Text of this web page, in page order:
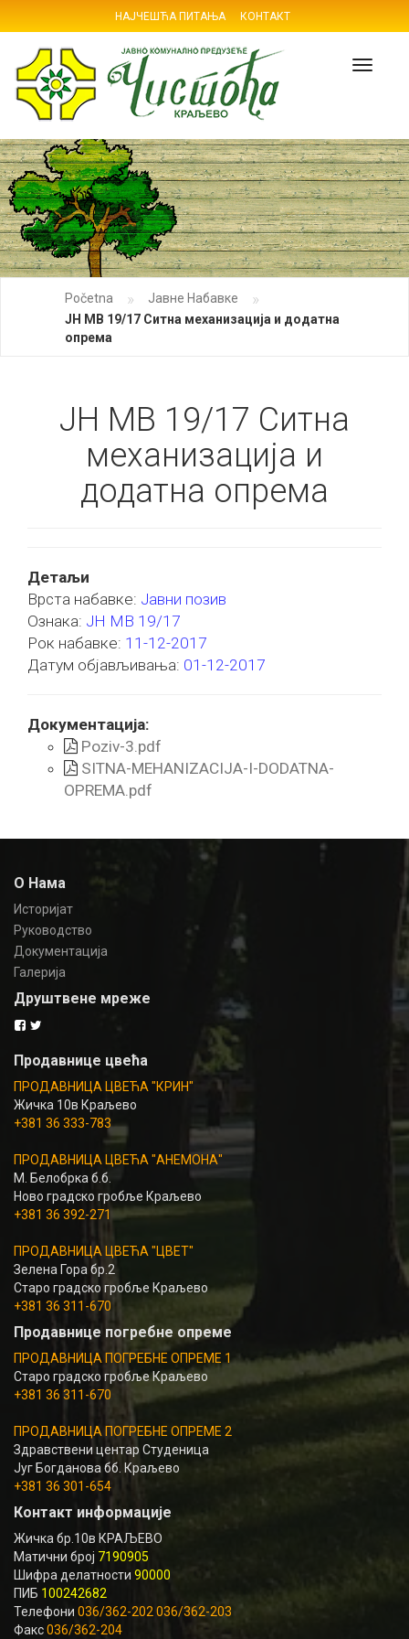
НАЈЧЕШЋА ПИТАЊА КОНТАКТ
Početna » Јавне Набавке »
ЈН МВ 19/17 Ситна механизација и додатна
опрема
ЈН МВ 19/17 Ситна
механизација и
додатна опрема
Детаљи
Врста набавке: Јавни позив
Ознака: ЈН МВ 19/17
Рок набавке: 11-12-2017
Датум објављивања: 01-12-2017
Документација:
Poziv-3.pdf
SITNA-MEHANIZACIJA-I-DODATNA-
OPREMA.pdf
О Нама
Историјат
Руководство
Документација
Галерија
Друштвене мреже
Продавнице цвећа
ПРОДАВНИЦА ЦВЕЋА "КРИН"
Жичка 10в Краљево
+381 36 333-783
ПРОДАВНИЦА ЦВЕЋА "АНЕМОНА"
М. Белобрка б.б.
Ново градско гробље Краљево
+381 36 392-271
ПРОДАВНИЦА ЦВЕЋА "ЦВЕТ"
Зелена Гора бр.2
Старо градско гробље Краљево
+381 36 311-670
Продавнице погребне опреме
ПРОДАВНИЦА ПОГРЕБНЕ ОПРЕМЕ 1
Старо градско гробље Краљево
+381 36 311-670
ПРОДАВНИЦА ПОГРЕБНЕ ОПРЕМЕ 2
Здравствени центар Студеница
Југ Богданова бб. Краљево
+381 36 301-654
Контакт информације
Жичка бр.10в КРАЉЕВО
Матични број 7190905
Шифра делатности 90000
ПИБ 100242682
Телефони 036/362-202 036/362-203
Факс036/362-204